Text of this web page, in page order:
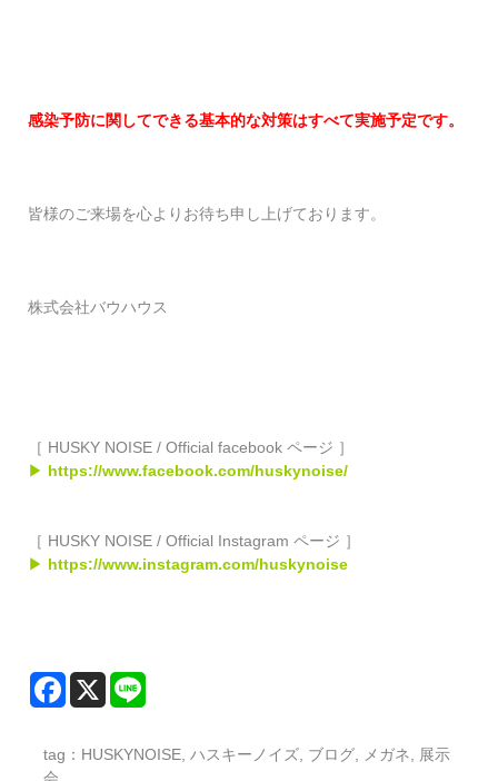
感染予防に関してできる基本的な対策はすべて実施予定です。
皆様のご来場を心よりお待ち申し上げております。
株式会社バウハウス
［ HUSKY NOISE / Official facebook ページ ］
▶ https://www.facebook.com/huskynoise/
［ HUSKY NOISE / Official Instagram ページ ］
▶ https://www.instagram.com/huskynoise
tag： HUSKYNOISE ,ハスキーノイズ ブログ メガネ
展示